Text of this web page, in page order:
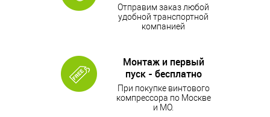
Отправим заказ любой
удобной транспортной
компанией
Монтаж и первый
пуск - бесплатно
При покупке винтового
компрессора по Москве
и МО.